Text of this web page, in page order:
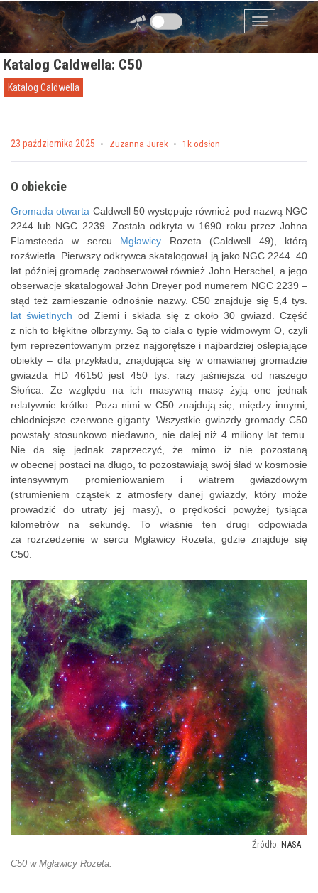
Przejdź do zawartości
Menu
Katalog Caldwella: C50
Katalog Caldwella
Posted on
23 października 2025 by Zuzanna Jurek 1k odsłon
O obiekcie
Gromada otwarta Caldwell 50 występuje również pod nazwą NGC
2244 lub NGC 2239. Została odkryta w 1690 roku przez Johna
Flamsteeda w sercu Mgławicy Rozeta (Caldwell 49), którą
rozświetla. Pierwszy odkrywca skatalogował ją jako NGC 2244. 40
lat później gromadę zaobserwował również John Herschel, a jego
obserwacje skatalogował John Dreyer pod numerem NGC 2239 –
stąd też zamieszanie odnośnie nazwy. C50 znajduje się 5,4 tys.
lat świetlnych od Ziemi i składa się z około 30 gwiazd. Część
z nich to błękitne olbrzymy. Są to ciała o typie widmowym O, czyli
tym reprezentowanym przez najgorętsze i najbardziej oślepiające
obiekty – dla przykładu, znajdująca się w omawianej gromadzie
gwiazda HD 46150 jest 450 tys. razy jaśniejsza od naszego
Słońca. Ze względu na ich masywną masę żyją one jednak
relatywnie krótko. Poza nimi w C50 znajdują się, między innymi,
chłodniejsze czerwone giganty. Wszystkie gwiazdy gromady C50
powstały stosunkowo niedawno, nie dalej niż 4 miliony lat temu.
Nie da się jednak zaprzeczyć, że mimo iż nie pozostaną
w obecnej postaci na długo, to pozostawiają swój ślad w kosmosie
intensywnym promieniowaniem i wiatrem gwiazdowym
(strumieniem cząstek z atmosfery danej gwiazdy, który może
prowadzić do utraty jej masy), o prędkości powyżej tysiąca
kilometrów na sekundę. To właśnie ten drugi odpowiada
za rozrzedzenie w sercu Mgławicy Rozeta, gdzie znajduje się
C50.
NASA
C50 w Mgławicy Rozeta.